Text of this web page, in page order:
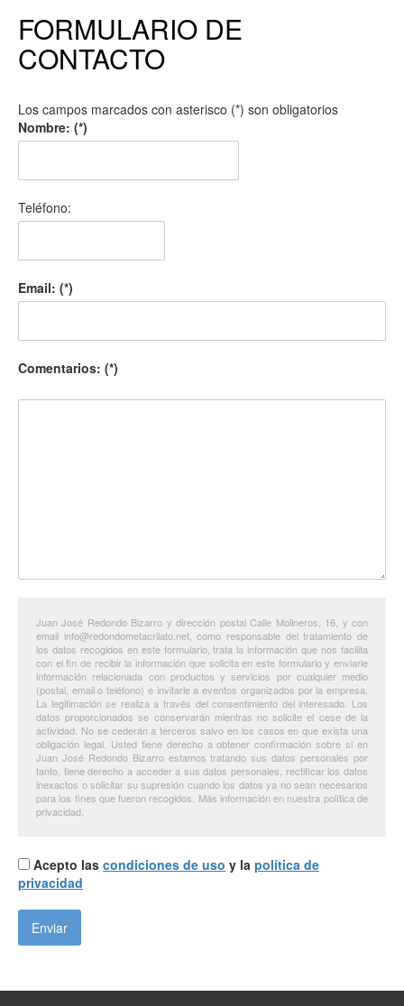
FORMULARIO DE
CONTACTO
Los campos marcados con asterisco (*) son obligatorios
Nombre: (*)
Teléfono:
Email: (*)
Comentarios: (*)
Juan José Redondo Bizarro y dirección postal Calle Molineros, 16, y con
email info@redondometacrilato.net, como responsable del tratamiento de
los datos recogidos en este formulario, trata la información que nos facilita
con el fin de recibir la información que solicita en este formulario y enviarle
información relacionada con productos y servicios por cualquier medio
(postal, email o teléfono) e invitarle a eventos organizados por la empresa.
La legitimación se realiza a través del consentimiento del interesado. Los
datos proporcionados se conservarán mientras no solicite el cese de la
actividad. No se cederán a terceros salvo en los casos en que exista una
obligación legal. Usted tiene derecho a obtener confirmación sobre si en
Juan José Redondo Bizarro estamos tratando sus datos personales por
tanto, tiene derecho a acceder a sus datos personales, rectificar los datos
inexactos o solicitar su supresión cuando los datos ya no sean necesarios
para los fines que fueron recogidos. Más información en nuestra política de
privacidad.
Acepto las condiciones de uso y la política de
privacidad